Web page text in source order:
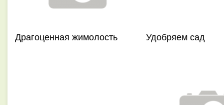
Драгоценная жимолость Удобряем сад